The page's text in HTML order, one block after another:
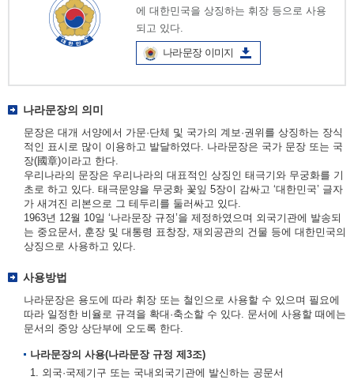
에 대한민국을 상징하는 휘장 등으로 사용
되고 있다.
나라문장 이미지
나라문장의 의미
문장은 대개 서양에서 가문·단체 및 국가의 계보·권위를 상징하는 장식
적인 표시로 많이 이용하고 발달하였다. 나라문장은 국가 문장 또는 국
장(國章)이라고 한다.
우리나라의 문장은 우리나라의 대표적인 상징인 태극기와 무궁화를 기
초로 하고 있다. 태극문양을 무궁화 꽃잎 5장이 감싸고 ‘대한민국’ 글자
가 새겨진 리본으로 그 테두리를 둘러싸고 있다.
1963년 12월 10일 ‘나라문장 규정’을 제정하였으며 외국기관에 발송되
는 중요문서, 훈장 및 대통령 표창장, 재외공관의 건물 등에 대한민국의
상징으로 사용하고 있다.
사용방법
나라문장은 용도에 따라 휘장 또는 철인으로 사용할 수 있으며 필요에
따라 일정한 비율로 규격을 확대·축소할 수 있다. 문서에 사용할 때에는
문서의 중앙 상단부에 오도록 한다.
나라문장의 사용(나라문장 규정 제3조)
1. 외국·국제기구 또는 국내외국기관에 발신하는 공문서